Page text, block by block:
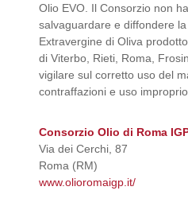
Olio EVO. Il Consorzio non
salvaguardare e diffondere
Extravergine di Oliva
di Viterbo, Rieti, Roma,
vigilare sul corretto uso del
contraffazioni e uso
Consorzio Olio di Roma
Via dei Cerchi, 87
Roma (RM)
www.olioromaigp.it/